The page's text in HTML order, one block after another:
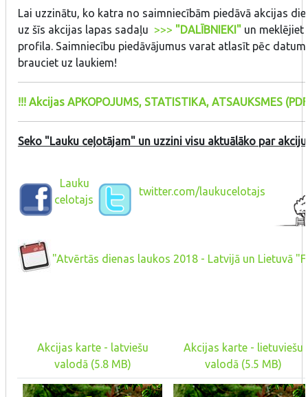
Lai uzzinātu, ko katra no saimniecībām piedāvā akcijas
uz šīs akcijas lapas sadaļu >>> "DALĪBNIEKI" un
profila. Saimniecību piedāvājumus varat atlasīt pēc
brauciet uz laukiem!
!!! Akcijas APKOPOJUMS, STATISTIKA, ATSAUKSMES
Seko "Lauku ceļotājam" un uzzini visu aktuālāko par
Lauku
celotajs
twitter.com/laukucelotajs
"Atvērtās dienas laukos 2018 - Latvijā un Lietuvā
Akcijas karte - latviešu
valodā (5.8 MB)
Akcijas karte - lietuviešu
valodā (5.5 MB)